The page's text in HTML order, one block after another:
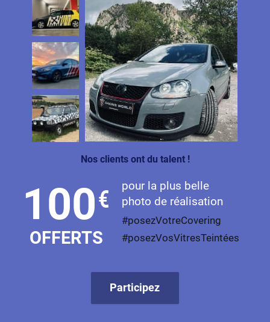
Land Rover
Ldv
Lexus
Ligier
Lincoln
Livan
Maserati
Maybach
Mazda
Nos clients ont du talent !
100€
OFFERTS
pour la plus belle
photo de réalisation
#posezVotreCovering
#posezVosVitresTeintées
Participez